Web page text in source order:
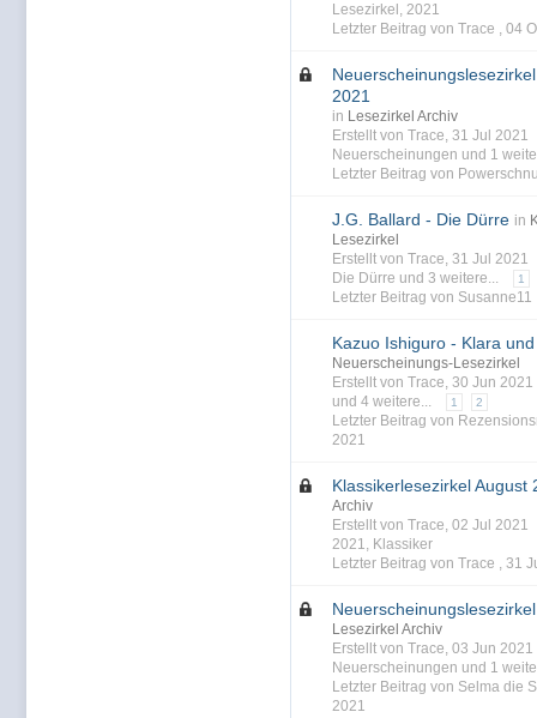
Lesezirkel , 2021
Letzter Beitrag von Trace , 04
2021
in Lesezirkel Archiv
Erstellt von Trace, 31 Jul 2021
Neuerscheinungen und 1
Letzter Beitrag von
J.G. Ballard - Die Dürre in
Lesezirkel
Erstellt von Trace, 31 Jul 2021
Die Dürre und 3 weitere... 1
Letzter Beitrag von
Kazuo Ishiguro - Klara
Neuerscheinungs-Lesezirkel
Erstellt von Trace, 30 Jun
und 4 weitere...
1 2
Letzter Beitrag von
2021
Klassikerlesezirkel August
Archiv
Erstellt von Trace, 02 Jul 2021
2021, Klassiker
Letzter Beitrag von Trace , 31
Lesezirkel Archiv
Erstellt von Trace, 03 Jun
Neuerscheinungen und 1
Letzter Beitrag von Selma die
2021